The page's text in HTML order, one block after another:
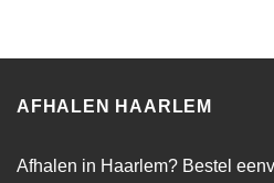
AFHALEN HAARLEM
Afhalen in Haarlem? Bestel